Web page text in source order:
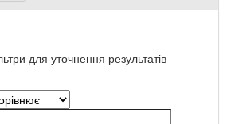
для уточнення результатів